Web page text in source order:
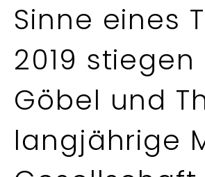
Sinne eines
2019
Göbel und
langjährige